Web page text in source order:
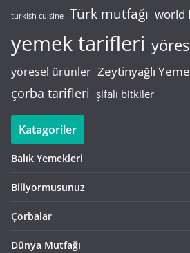
turkish cuisine Türk mutfağı world
yemek tarifleri
yöresel ürünler Zeytinyağlı
çorba tarifleri şifalı bitkiler
Katagoriler
Balık Yemekleri
Biliyormusunuz
Çorbalar
Dünya Mutfağı